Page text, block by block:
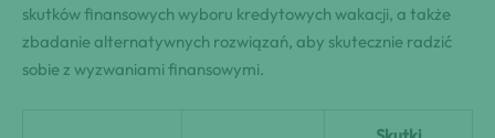
skutków finansowych wyboru kredytowych wakacji, a także
zbadanie alternatywnych rozwiązań, aby skutecznie radzić
sobie z wyzwaniami finansowymi.